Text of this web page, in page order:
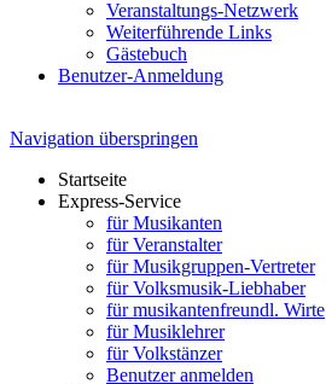
Veranstaltungs-Netzwerk
Weiterführende Links
Gästebuch
Benutzer-Anmeldung
Navigation überspringen
Startseite
Express-Service
für Musikanten
für Veranstalter
für Musikgruppen-Vertreter
für Volksmusik-Liebhaber
für musikantenfreundl. Wirte
für Musiklehrer
für Volkstänzer
Benutzer anmelden